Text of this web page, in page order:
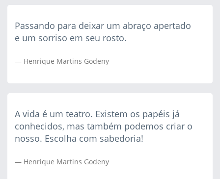
Passando para deixar um abraço apertado
e um sorriso em seu rosto.
Henrique Martins Godeny
A vida é um teatro. Existem os papéis já
conhecidos, mas também podemos criar o
nosso. Escolha com sabedoria!
Henrique Martins Godeny